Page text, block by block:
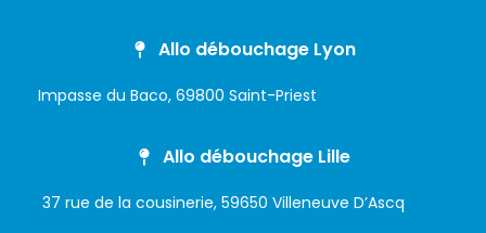
Allo débouchage Lyon
Impasse du Baco, 69800 Saint-Priest
Allo débouchage Lille
37 rue de la cousinerie, 59650 Villeneuve D’Ascq